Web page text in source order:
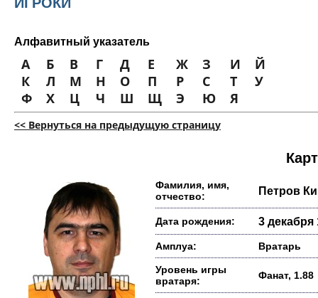
Алфавитный указатель
А Б В Г Д Е Ж З И
Й
К
Л М Н О П Р С Т
У
Ф
Х Ц Ч Ш Щ Э Ю Я
<< Вернуться на предыдущую страницу
Фамилия, имя,
отчество:
Петров
Дата рождения: 3 декабря
Амплуа: Вратарь
Уровень игры
вратаря:
Фанат, 1.88